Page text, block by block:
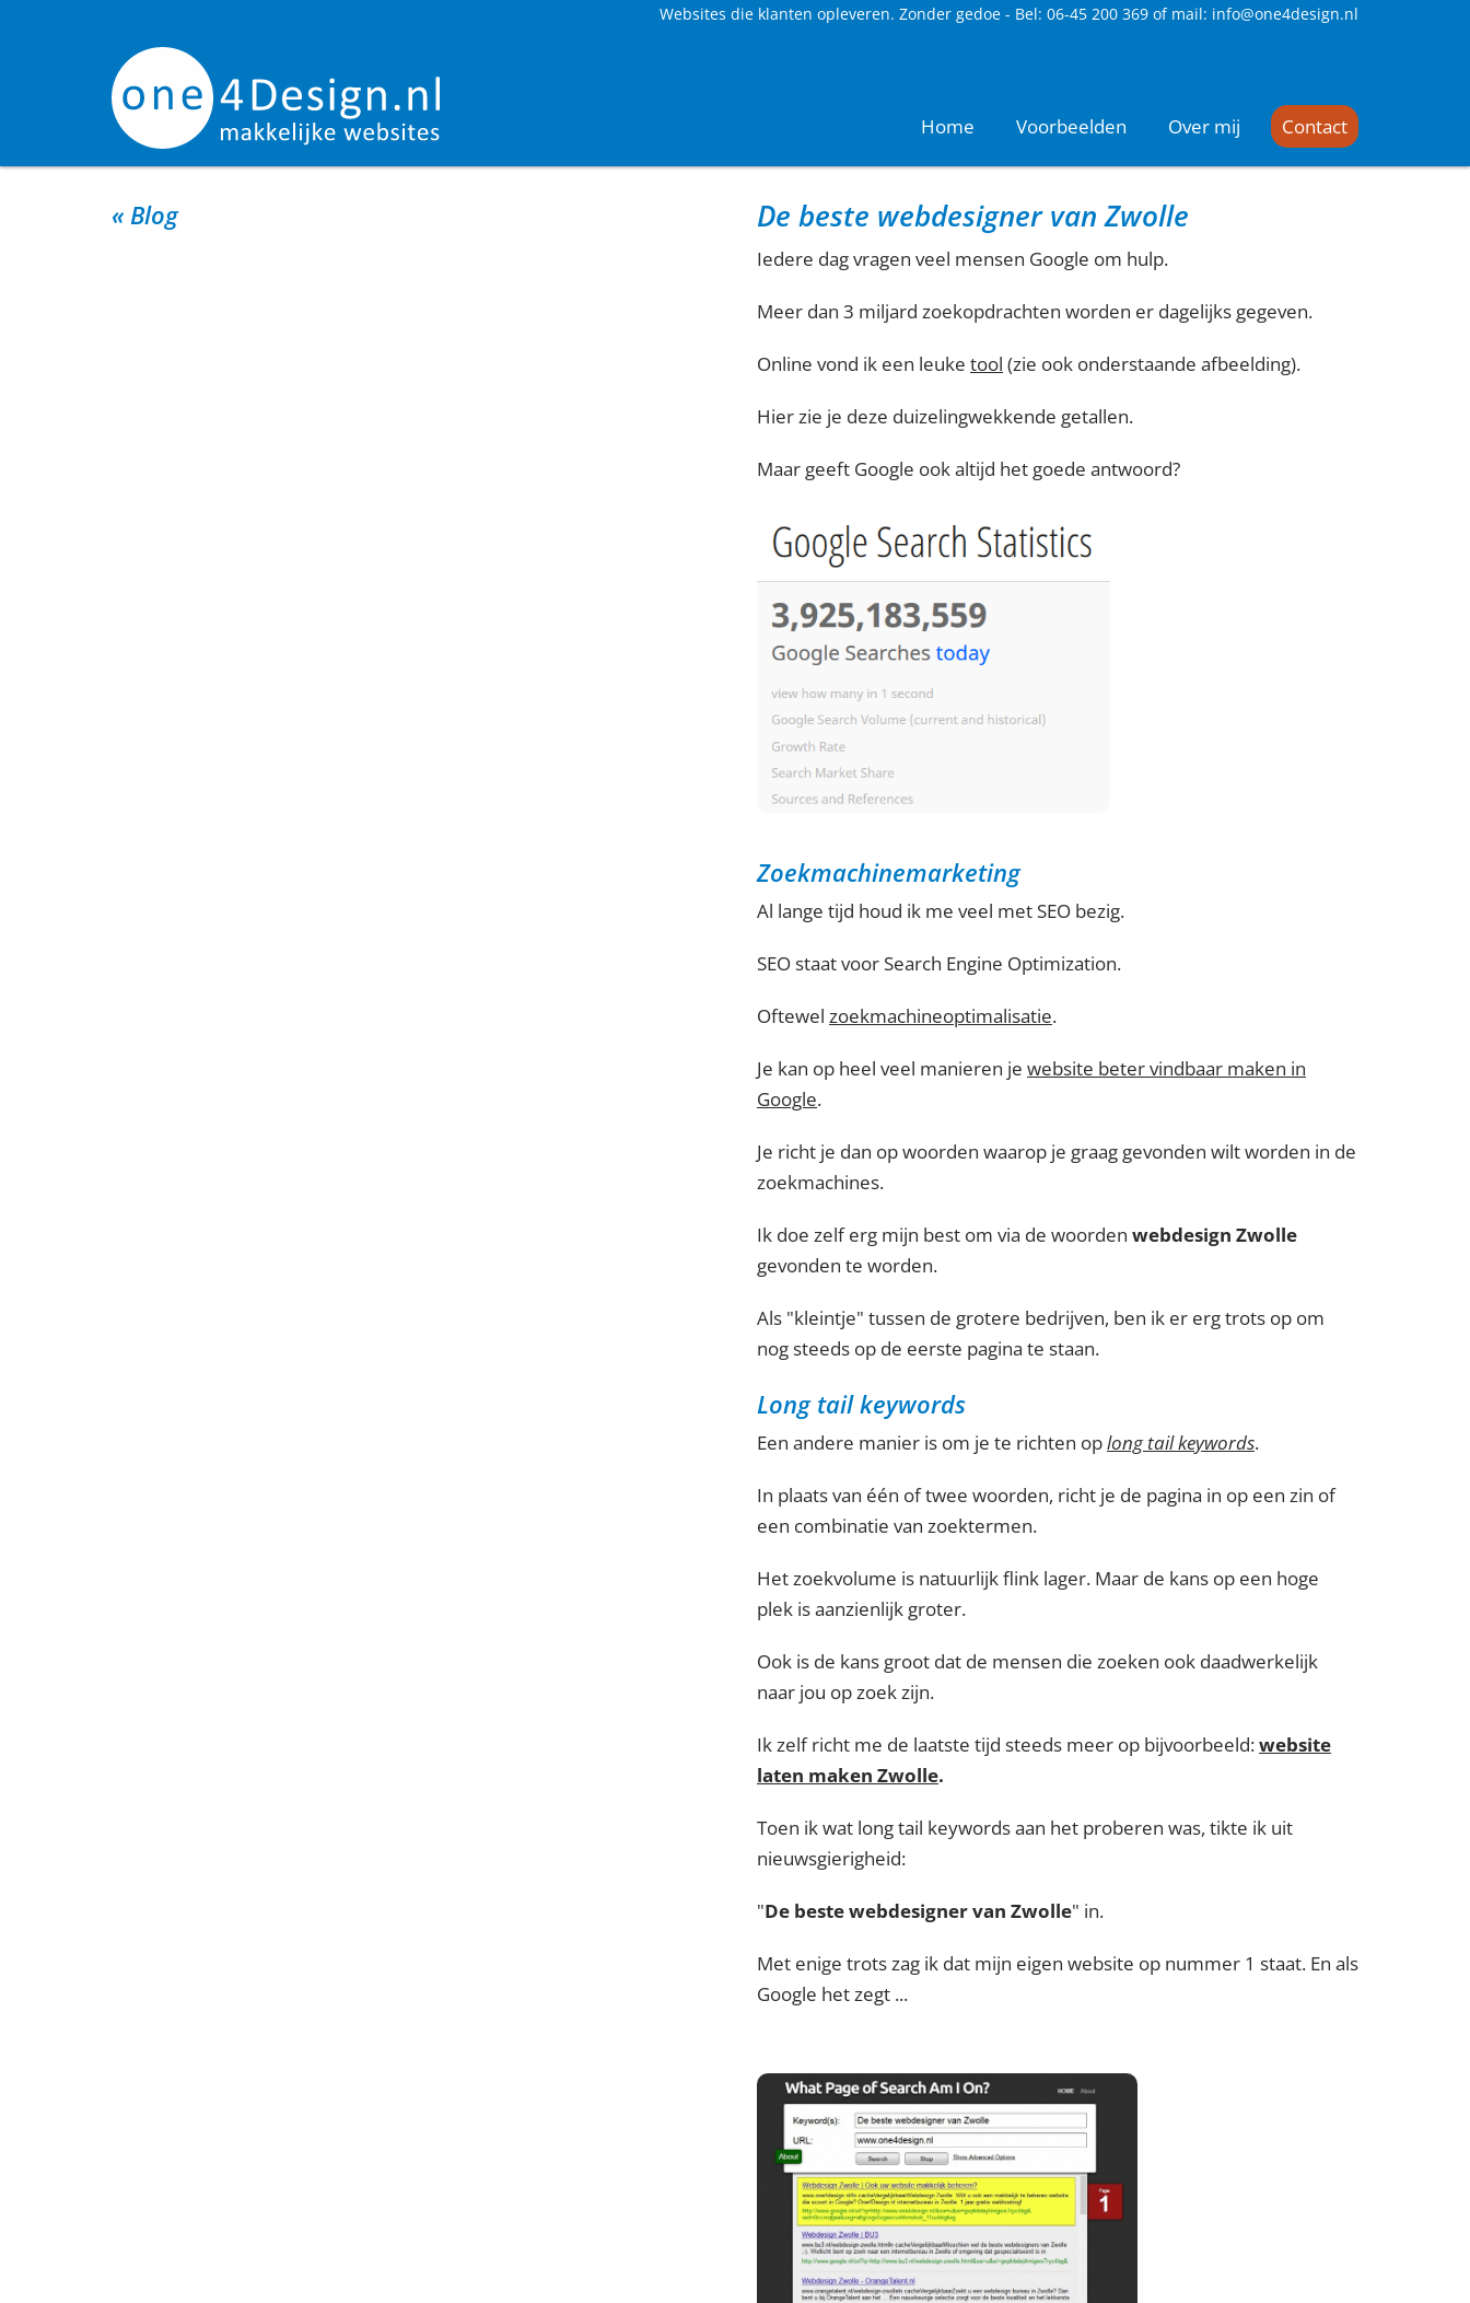
Websites die klanten opleveren. Zonder gedoe - Bel: 06-45 200 369 of mail: info@one4design.nl
Home Voorbeelden Over mij Contact
« Blog De beste webdesigner van Zwolle
Iedere dag vragen veel mensen Google om hulp.
Meer dan 3 miljard zoekopdrachten worden er dagelijks gegeven.
Online vond ik een leuke tool (zie ook onderstaande afbeelding).
Hier zie je deze duizelingwekkende getallen.
Maar geeft Google ook altijd het goede antwoord?
Zoekmachinemarketing
Al lange tijd houd ik me veel met SEO bezig.
SEO staat voor Search Engine Optimization.
Oftewel zoekmachineoptimalisatie.
Je kan op heel veel manieren je website beter vindbaar maken in
Google.
Je richt je dan op woorden waarop je graag gevonden wilt worden in de
zoekmachines.
Ik doe zelf erg mijn best om via de woorden webdesign Zwolle
gevonden te worden.
Als "kleintje" tussen de grotere bedrijven, ben ik er erg trots op om
nog steeds op de eerste pagina te staan.
Long tail keywords
Een andere manier is om je te richten oplong tail keywords.
In plaats van één of twee woorden, richt je de pagina in op een zin of
een combinatie van zoektermen.
Het zoekvolume is natuurlijk flink lager. Maar de kans op een hoge
plek is aanzienlijk groter.
Ook is de kans groot dat de mensen die zoeken ook daadwerkelijk
naar jou op zoek zijn.
Ik zelf richt me de laatste tijd steeds meer op bijvoorbeeld:website
laten maken Zwolle.
Toen ik wat long tail keywords aan het proberen was, tikte ik uit
nieuwsgierigheid:
"De beste webdesigner van Zwolle" in.
Met enige trots zag ik dat mijn eigen website op nummer 1 staat. En als
Google het zegt ...